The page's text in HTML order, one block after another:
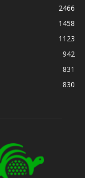
2466
1458
1123
942
831
830